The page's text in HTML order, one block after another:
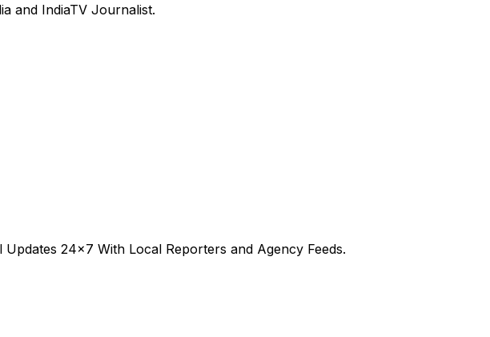
and IndiaTV Journalist.
24x7 With Local Reporters and Agency Feeds.